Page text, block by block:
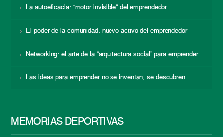
La autoeficacia: “motor invisible” del emprendedor
El poder de la comunidad: nuevo activo del emprendedor
Networking: el arte de la “arquitectura social” para emprender
Las ideas para emprender no se inventan, se descubren
MEMORIAS DEPORTIVAS